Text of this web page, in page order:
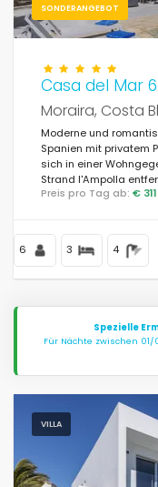
SONDERANGEBOT
Casa del Mar
Moraira, Costa
Moderne und
Spanien mit privatem
sich in einer
Strand l'Ampolla
Preis pro Tag ab: € 311
6 3 4
Spezielle
Für Nächte zwischen
VILLA